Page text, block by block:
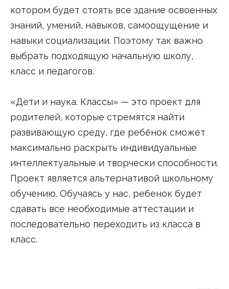
котором будет стоять все здание освоенных
знаний, умений, навыков, самоощущение и
навыки социализации. Поэтому так важно
выбрать подходящую начальную школу,
класс и педагогов.
«Дети и наука. Классы» — это проект для
родителей, которые стремятся найти
развивающую среду, где ребёнок сможет
максимально раскрыть индивидуальные
интеллектуальные и творчески способности.
Проект является альтернативой школьному
обучению. Обучаясь у нас, ребенок будет
сдавать все необходимые аттестации и
последовательно переходить из класса в
класс.